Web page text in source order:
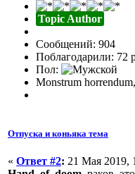
Topic Author
Сообщений: 904
Поблагодарили: 72
Пол:
Monstrum
Отпуска и коньяка тема
« Ответ #2: 21 Мая 2019,